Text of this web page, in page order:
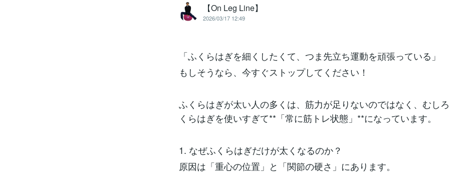
【On Leg Line】
2026/03/17 12:49
「ふくらはぎを細くしたくて、つま先立ち運動を頑張っている」
もしそうなら、今すぐストップしてください！
ふくらはぎが太い人の多くは、筋力が足りないのではなく、むし
くらはぎを使いすぎて**「常に筋トレ状態」**になっています。
1. なぜふくらはぎだけが太くなるのか？
原因は「重心の位置」と「関節の硬さ」にあります。